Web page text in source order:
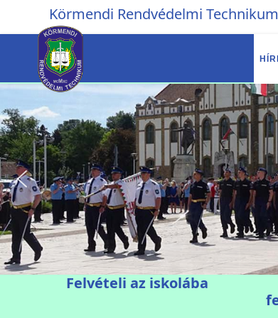
Körmendi Rendvédelmi Technikum
Felvételi az iskolába